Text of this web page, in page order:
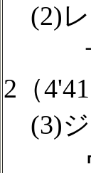
(2)レ
サラ
2（
(3)ジ
ヴ